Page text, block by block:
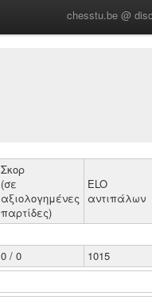
chesstu.be @
Σκορ
(σε
αξιολογημένες
παρτίδες)
ELO
αντιπάλων
0 / 0 1015